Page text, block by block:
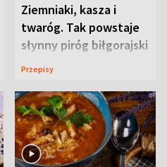
Ziemniaki, kasza i
twaróg. Tak powstaje
słynny piróg biłgorajski
Przepisy